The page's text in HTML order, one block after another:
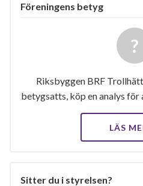
Föreningens betyg
Riksbyggen BRF
betygsatts, köp en analys
LÄS
Sitter du i styrelsen?